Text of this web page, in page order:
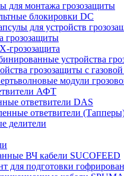
для монтажа грозозащиты
блокировки DC
для устройств
грозозащиты
грозозащита
устройства
грозозащиты с
модули
АФТ
ответвители DAS
ответвители
делители
ВЧ кабели SUCOFEED
для подготовки